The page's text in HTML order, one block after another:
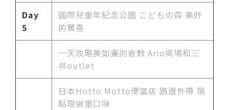
Day
5
國際兒童年紀念公園 こどもの森 美好
的驚喜
一天攻略美如畫的倉敷 Ario商場和三
井outlet
日本Hotto Motto便當店 路邊外帶 現
點現做重口味